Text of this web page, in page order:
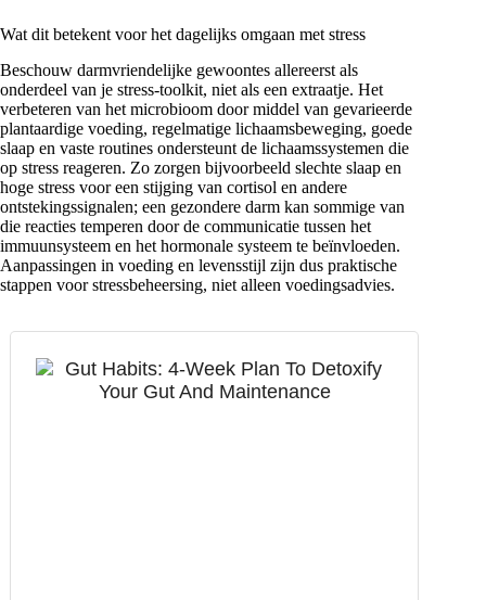
Wat dit betekent voor het dagelijks omgaan met stress
Beschouw darmvriendelijke gewoontes allereerst als
onderdeel van je stress-toolkit, niet als een extraatje. Het
verbeteren van het microbioom door middel van gevarieerde
plantaardige voeding, regelmatige lichaamsbeweging, goede
slaap en vaste routines ondersteunt de lichaamssystemen die
op stress reageren. Zo zorgen bijvoorbeeld slechte slaap en
hoge stress voor een stijging van cortisol en andere
ontstekingssignalen; een gezondere darm kan sommige van
die reacties temperen door de communicatie tussen het
immuunsysteem en het hormonale systeem te beïnvloeden.
Aanpassingen in voeding en levensstijl zijn dus praktische
stappen voor stressbeheersing, niet alleen voedingsadvies.